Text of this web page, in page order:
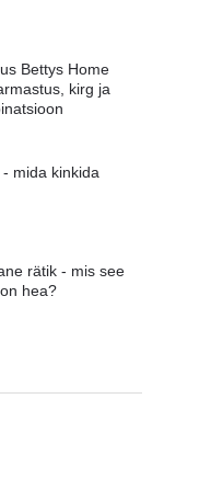
Bettys Home
kirg ja
mida kinkida
rätik - mis see
hea?